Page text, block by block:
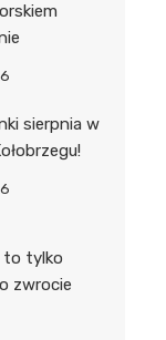
sierpnia w
to tylko
zwrocie